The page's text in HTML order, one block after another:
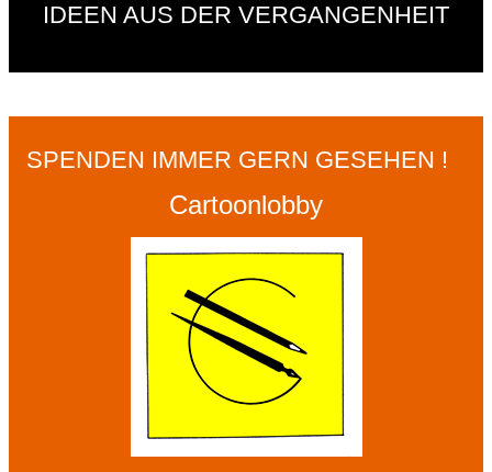
IDEEN AUS DER VERGANGENHEIT
SPENDEN IMMER GERN GESEHEN !
Cartoonlobby